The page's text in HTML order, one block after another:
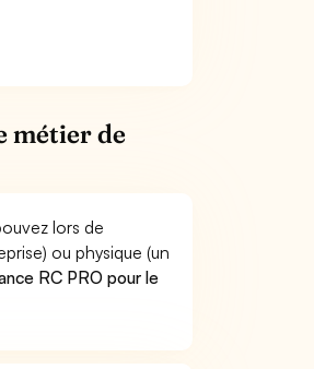
métier de
lors de
ou physique (un
RC PRO pour le